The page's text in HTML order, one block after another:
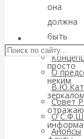
Skip to content
РЭОШ
О
Совет
О
Анонсы
раз на
счетов
она
должна
быть
не
просто
неким